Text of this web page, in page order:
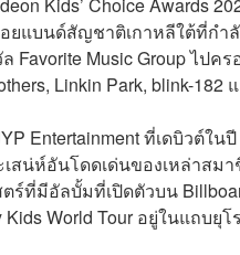
ยแบนด์สัญชาติเกาหลีใต้ที่กำ
Favorite Music Group ไปค
Linkin Park, blink-
Entertainment ที่เดบิวต์
สน่ห์อันโดดเด่นของเหล่าส
ร์ที่มีอัลบั้มที่เปิดตัวบน
Kids World Tour อยู่ในแถบ